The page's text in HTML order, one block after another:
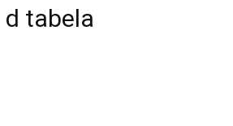
d tabela